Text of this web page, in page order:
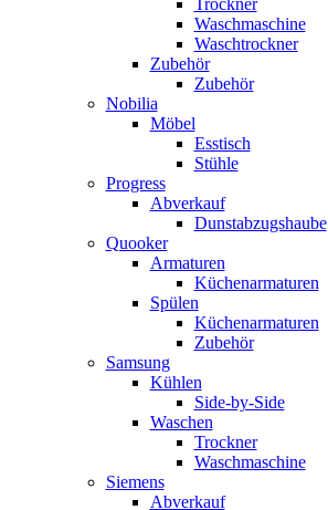
Trockner
Waschmaschine
Waschtrockner
Zubehör
Zubehör
Nobilia
Möbel
Esstisch
Stühle
Progress
Abverkauf
Dunstabzugshaube
Quooker
Armaturen
Küchenarmaturen
Spülen
Küchenarmaturen
Zubehör
Samsung
Kühlen
Side-by-Side
Waschen
Trockner
Waschmaschine
Siemens
Abverkauf